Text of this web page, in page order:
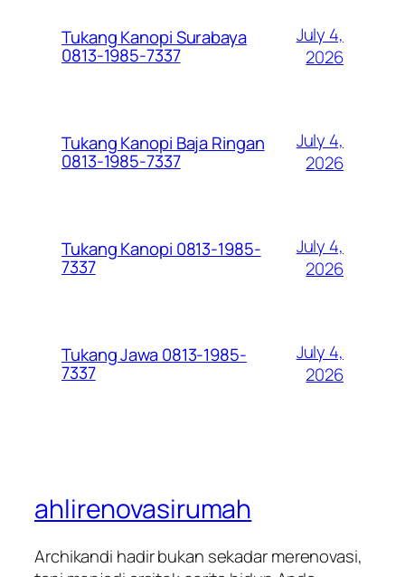
Tukang Kanopi Surabaya
0813-1985-7337
July 4,
2026
Tukang Kanopi Baja Ringan
0813-1985-7337
July 4,
2026
Tukang Kanopi 0813-1985-
7337
July 4,
2026
Tukang Jawa 0813-1985-
7337
July 4,
2026
ahlirenovasirumah
Archikandi hadir bukan sekadar merenovasi,